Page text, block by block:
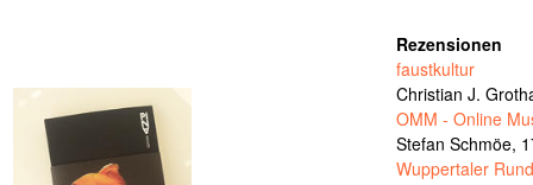
Rezensionen
faustkultur
Christian J.
OMM - Online
Stefan Schmöe,
Wuppertaler